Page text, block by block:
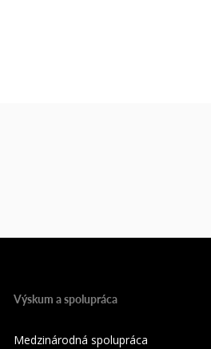
Výskum a spolupráca
Medzinárodná spolupráca